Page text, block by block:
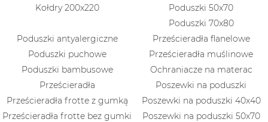
Kołdry 200x220
Poduszki 50x70
Poduszki 70x80
Poduszki antyalergiczne
Poduszki puchowe
Poduszki bambusowe
Prześcieradła
Prześcieradła frotte z gumką
Prześcieradła frotte bez gumki
Prześcieradła flanelowe
Prześcieradła muślinowe
Ochraniacze na materac
Poszewki na poduszki
Poszewki na poduszki 40x40
Poszewki na poduszki 50x70